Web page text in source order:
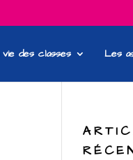
des classes Les